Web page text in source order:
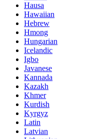
Hausa
Hawaiian
Hebrew
Hmong
Hungarian
Icelandic
Igbo
Javanese
Kannada
Kazakh
Khmer
Kurdish
Kyrgyz
Latin
Latvian